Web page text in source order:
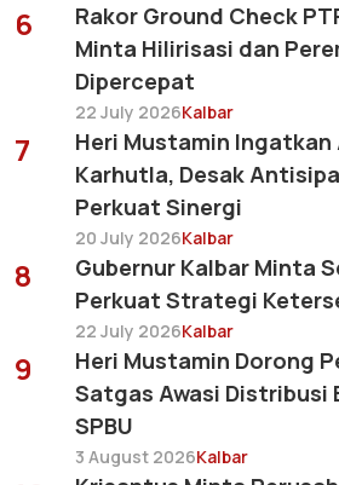
6
Rakor Ground Check
Minta Hilirisasi dan
Dipercepat
22 July 2026Kalbar
7
Heri Mustamin Ingatkan
Karhutla, Desak
Perkuat Sinergi
20 July 2026Kalbar
8
Gubernur Kalbar Minta
Perkuat Strategi
22 July 2026Kalbar
9
Heri Mustamin Dorong
Satgas Awasi Distribusi
SPBU
3 August 2026Kalbar